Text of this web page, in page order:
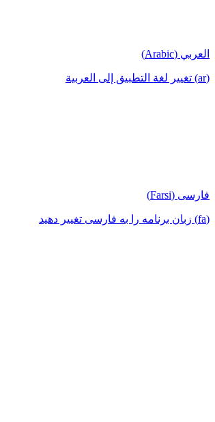
العربي (Arabic)
(ar) تغيير لغة التطبيق إلى العربية
فارسی (Farsi)
(fa) زبان برنامه را به فارسی تغییر دهید